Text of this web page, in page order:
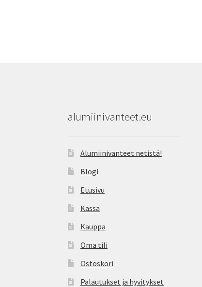
alumiinivanteet.eu
Alumiinivanteet netistä!
Blogi
Etusivu
Kassa
Kauppa
Oma tili
Ostoskori
Palautukset ja hyvitykset